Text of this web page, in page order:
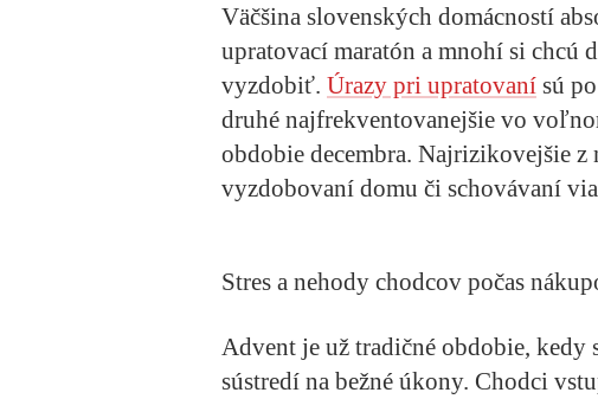
Väčšina slovenských domácností
upratovací maratón a mnohí si chcú
vyzdobiť. Úrazy pri upratovaní sú
druhé najfrekventovanejšie vo
obdobie decembra. Najrizikovejšie
vyzdobovaní domu či schovávaní
Stres a nehody chodcov počas
Advent je už tradičné obdobie, kedy
sústredí na bežné úkony. Chodci